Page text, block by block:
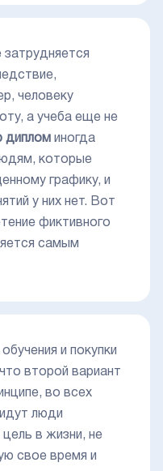
человеку
а учеба еще не
диплом иногда
которые
графику, и
у них нет. Вот
фиктивного
самым
и покупки
второй вариант
во всех
люди
в жизни, не
свое время и